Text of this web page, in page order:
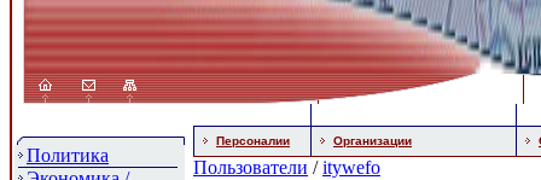
Политика
Персоналии Организации
Пользователи /itywefo